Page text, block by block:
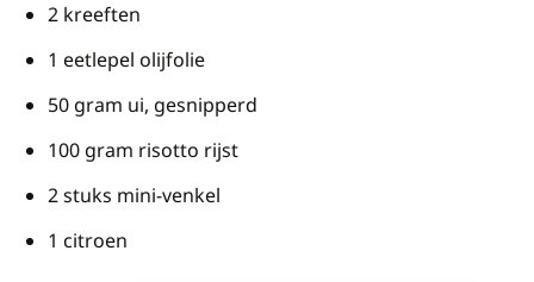
2 kreeften
1 eetlepel olijfolie
50 gram ui, gesnipperd
100 gram risotto rijst
2 stuks mini-venkel
1 citroen